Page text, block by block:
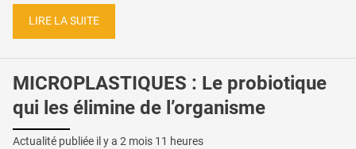
LIRE LA SUITE
MICROPLASTIQUES : Le probiotique
qui les élimine de l’organisme
Actualité publiée il y a 2 mois 11 heures